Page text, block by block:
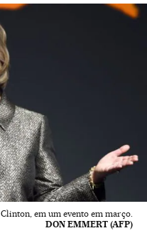
Clinton, em um evento em março.
DON EMMERT (AFP)